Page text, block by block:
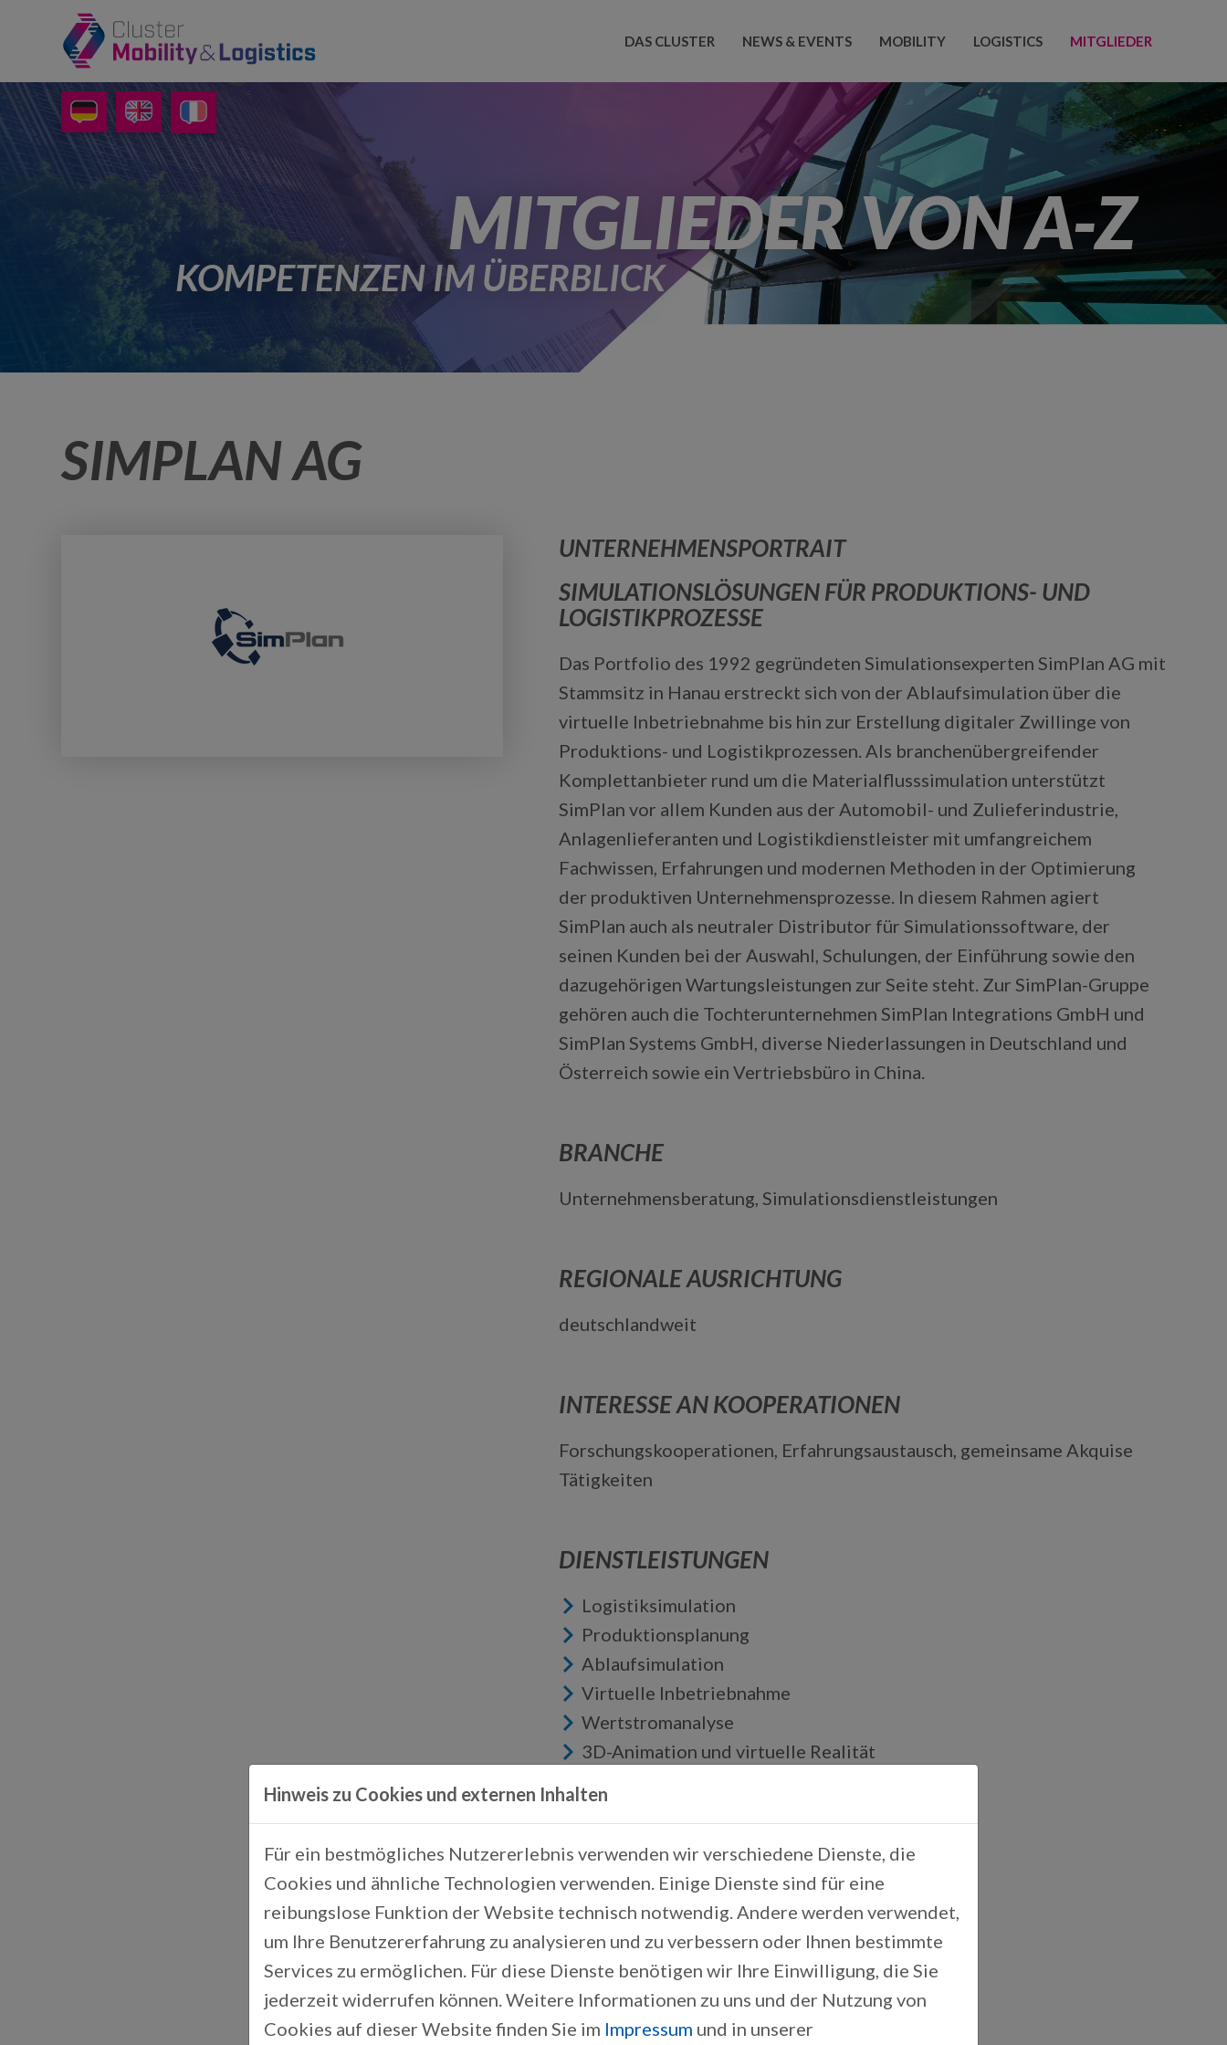
DAS CLUSTER NEWS & EVENTS MOBILITY LOGISTICS MITGLIEDER
MITGLIEDER VON A-Z
KOMPETENZEN IM ÜBERBLICK
SIMPLAN AG
UNTERNEHMENSPORTRAIT
SIMULATIONSLÖSUNGEN FÜR PRODUKTIONS- UND
LOGISTIKPROZESSE
Das Portfolio des 1992 gegründeten Simulationsexperten SimPlan AG mit
Stammsitz in Hanau erstreckt sich von der Ablaufsimulation über die
virtuelle Inbetriebnahme bis hin zur Erstellung digitaler Zwillinge von
Produktions- und Logistikprozessen. Als branchenübergreifender
Komplettanbieter rund um die Materialflusssimulation unterstützt
SimPlan vor allem Kunden aus der Automobil- und Zulieferindustrie,
Anlagenlieferanten und Logistikdienstleister mit umfangreichem
Fachwissen, Erfahrungen und modernen Methoden in der Optimierung
der produktiven Unternehmensprozesse. In diesem Rahmen agiert
SimPlan auch als neutraler Distributor für Simulationssoftware, der
seinen Kunden bei der Auswahl, Schulungen, der Einführung sowie den
dazugehörigen Wartungsleistungen zur Seite steht. Zur SimPlan-Gruppe
gehören auch die Tochterunternehmen SimPlan Integrations GmbH und
SimPlan Systems GmbH, diverse Niederlassungen in Deutschland und
Österreich sowie ein Vertriebsbüro in China.
BRANCHE
Unternehmensberatung, Simulationsdienstleistungen
REGIONALE AUSRICHTUNG
deutschlandweit
INTERESSE AN KOOPERATIONEN
Forschungskooperationen, Erfahrungsaustausch, gemeinsame Akquise
Tätigkeiten
DIENSTLEISTUNGEN
Logistiksimulation
Produktionsplanung
Ablaufsimulation
Virtuelle Inbetriebnahme
Wertstromanalyse
3D-Animation und virtuelle Realität
Supply Chain Simulation
Materialflusssimulation
Emulation
PRODUKTE
Hinweis zu Cookies und externen Inhalten
Für ein bestmögliches Nutzererlebnis verwenden wir verschiedene Dienste, die
Cookies und ähnliche Technologien verwenden. Einige Dienste sind für eine
reibungslose Funktion der Website technisch notwendig. Andere werden verwendet,
um Ihre Benutzererfahrung zu analysieren und zu verbessern oder Ihnen bestimmte
Services zu ermöglichen. Für diese Dienste benötigen wir Ihre Einwilligung, die Sie
jederzeit widerrufen können. Weitere Informationen zu uns und der Nutzung von
Cookies auf dieser Website finden Sie im Impressum und in unserer